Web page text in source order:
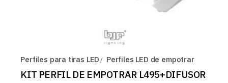
Perfiles para tiras LED Perfiles LED de empotrar
KIT PERFIL DE EMPOTRAR L495+DIFUSOR